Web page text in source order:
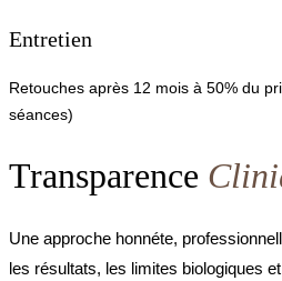
Entretien
Retouches après 12 mois à 50% du
séances)
Transparence
Une approche honnéte,
les résultats, les limites biologiques